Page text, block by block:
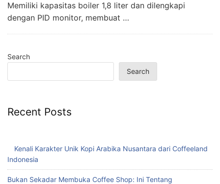
Memiliki kapasitas boiler 1,8 liter dan dilengkapi
dengan PID monitor, membuat …
Search
Search
Recent Posts
Kenali Karakter Unik Kopi Arabika Nusantara dari Coffeeland
Indonesia
Bukan Sekadar Membuka Coffee Shop: Ini Tentang